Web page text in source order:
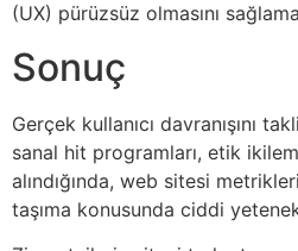
(UX) pürüzsüz olmasını
Sonuç
Gerçek kullanıcı davranışını
sanal hit programları, etik
alındığında, web sitesi
taşıma konusunda ciddi